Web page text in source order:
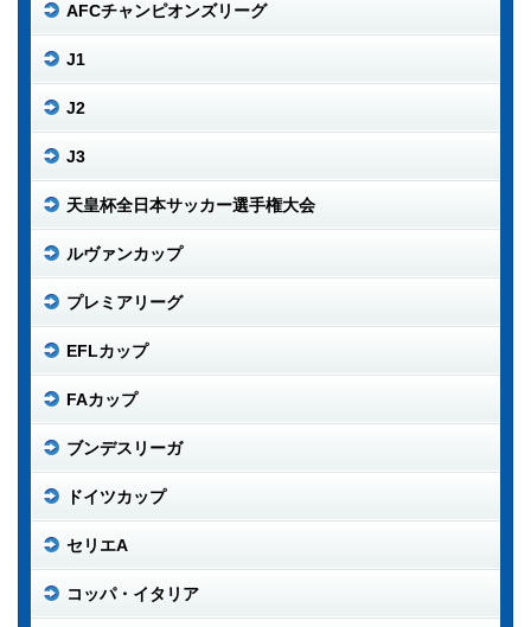
AFCチャンピオンズリーグ
J1
J2
J3
天皇杯全日本サッカー選手権大会
ルヴァンカップ
プレミアリーグ
EFLカップ
FAカップ
ブンデスリーガ
ドイツカップ
セリエA
コッパ・イタリア